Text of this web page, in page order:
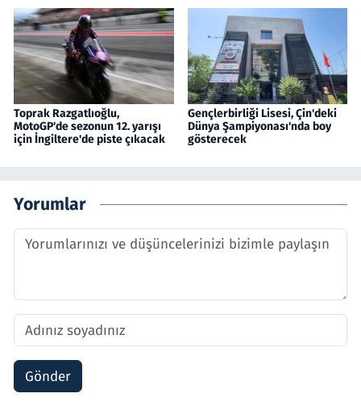
Toprak Razgatlıoğlu,
MotoGP'de sezonun 12. yarışı
için İngiltere'de piste çıkacak
Gençlerbirliği Lisesi, Çin'deki
Dünya Şampiyonası'nda boy
gösterecek
Yorumlar
Gönder